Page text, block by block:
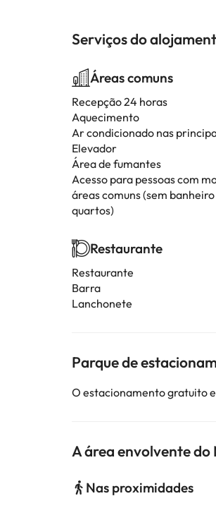
Serviços do
Áreas comuns
Recepção 24 horas
Aquecimento
Ar condicionado nas
Elevador
Área de fumantes
Acesso para pessoas com
áreas comuns (sem
quartos)
Restaurante
Restaurante
Barra
Lanchonete
Parque de
O estacionamento gratuito
A área envolvente do
Nas proximidades